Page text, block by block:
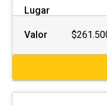
Lugar
Valor